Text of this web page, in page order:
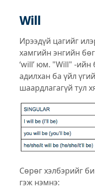
Will
Ирээдүй цагийг
хамгийн энгийн
‘will’ юм. "Will" -ийн
адилхан ба үйл
шаардлагагүй тул
Сөрөг хэлбэрийг
гэж нэмнэ: